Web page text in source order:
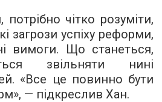
чітко розуміти,
загрози успіху реформи,
вимоги. Що станеться,
звільняти нині
«Все це повинно бути
— підкреслив Хан.